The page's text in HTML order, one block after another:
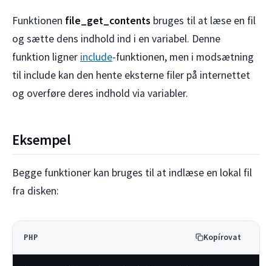
Funktionen file_get_contents bruges til at læse en fil
og sætte dens indhold ind i en variabel. Denne
funktion ligner include-funktionen, men i modsætning
til include kan den hente eksterne filer på internettet
og overføre deres indhold via variabler.
Eksempel
Begge funktioner kan bruges til at indlæse en lokal fil
fra disken:
PHP Kopírovat